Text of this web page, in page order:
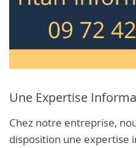
Une Expertise
Chez notre entreprise,
disposition une expertise